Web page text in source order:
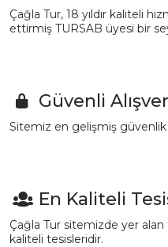
Çağla Tur, 18 yıldır kaliteli
ettirmiş TURSAB üyesi bir
Güvenli
Sitemiz en gelişmiş
En Kaliteli
Çağla Tur sitemizde yer
kaliteli tesisleridir.